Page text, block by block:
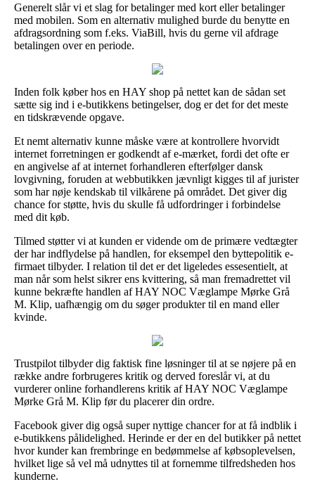
Generelt slår vi et slag for betalinger med kort eller betalinger
med mobilen. Som en alternativ mulighed burde du benytte en
afdragsordning som f.eks. ViaBill, hvis du gerne vil afdrage
betalingen over en periode.
Inden folk køber hos en HAY shop på nettet kan de sådan set
sætte sig ind i e-butikkens betingelser, dog er det for det meste
en tidskrævende opgave.
Et nemt alternativ kunne måske være at kontrollere hvorvidt
internet forretningen er godkendt af e-mærket, fordi det ofte er
en angivelse af at internet forhandleren efterfølger dansk
lovgivning, foruden at webbutikken jævnligt kigges til af jurister
som har nøje kendskab til vilkårene på området. Det giver dig
chance for støtte, hvis du skulle få udfordringer i forbindelse
med dit køb.
Tilmed støtter vi at kunden er vidende om de primære vedtægter
der har indflydelse på handlen, for eksempel den byttepolitik e-
firmaet tilbyder. I relation til det er det ligeledes essesentielt, at
man når som helst sikrer ens kvittering, så man fremadrettet vil
kunne bekræfte handlen af HAY NOC Væglampe Mørke Grå
M. Klip, uafhængig om du søger produkter til en mand eller
kvinde.
Trustpilot tilbyder dig faktisk fine løsninger til at se nøjere på en
række andre forbrugeres kritik og derved foreslår vi, at du
vurderer online forhandlerens kritik af HAY NOC Væglampe
Mørke Grå M. Klip før du placerer din ordre.
Facebook giver dig også super nyttige chancer for at få indblik i
e-butikkens pålidelighed. Herinde er der en del butikker på nettet
hvor kunder kan frembringe en bedømmelse af købsoplevelsen,
hvilket lige så vel må udnyttes til at fornemme tilfredsheden hos
kunderne.